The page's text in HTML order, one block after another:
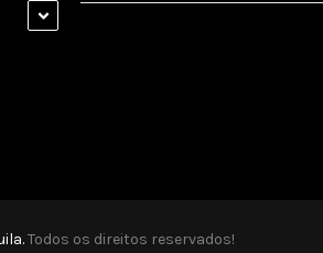
Todos os direitos reservados!